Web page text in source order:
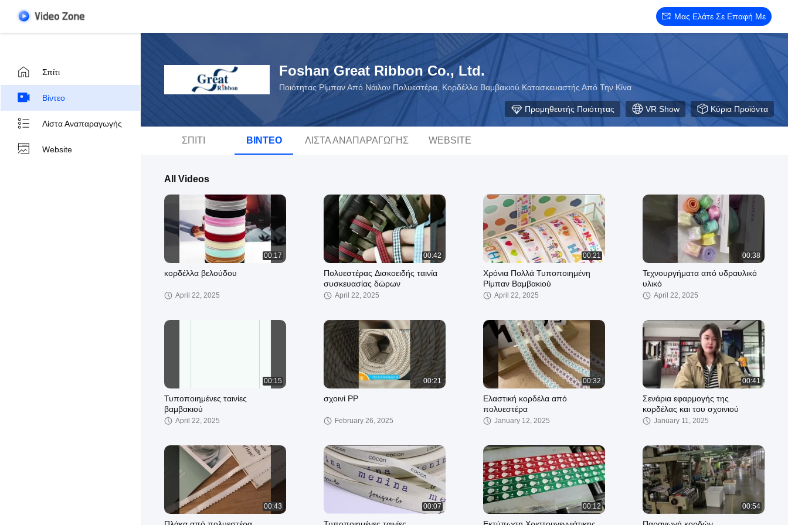
Μας Ελάτε Σε Επαφή Με
Σπίτι
Βίντεο
Λίστα Αναπαραγωγής
Website
Foshan Great Ribbon Co., Ltd.
Ποιότητας Ρίμπαν Από Νάιλον Πολυεστέρα, Κορδέλλα Βαμβακιού Κατασκευαστής Από Την Κίνα
Προμηθευτής Ποιότητας VR Show Κύρια Προϊόντα
ΣΠΊΤΙ ΒΊΝΤΕΟ ΛΊΣΤΑ ΑΝΑΠΑΡΑΓΩΓΉΣ WEBSITE
All Videos
00:17
κορδέλλα βελούδου
April 22, 2025
00:42
Πολυεστέρας Δισκοειδής ταινία
συσκευασίας δώρων
April 22, 2025
00:21
Χρόνια Πολλά Τυποποιημένη
Ρίμπαν Βαμβακιού
April 22, 2025
00:38
Τεχνουργήματα από υδραυλικό
υλικό
April 22, 2025
00:15
Τυποποιημένες ταινίες
βαμβακιού
April 22, 2025
00:21
σχοινί PP
February 26, 2025
00:32
Ελαστική κορδέλα από
πολυεστέρα
January 12, 2025
00:41
Σενάρια εφαρμογής της
κορδέλας και του σχοινιού
January 11, 2025
00:43 00:07 00:12 00:54